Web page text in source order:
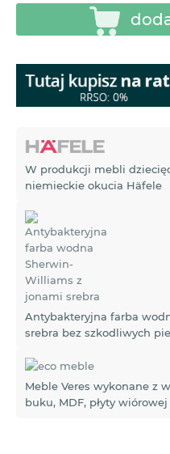
W produkcji mebli
niemieckie okucia Häfele
Antybakteryjna farba
srebra bez szkodliwych
Meble Veres wykonane z
buku, MDF, płyty wiórowej